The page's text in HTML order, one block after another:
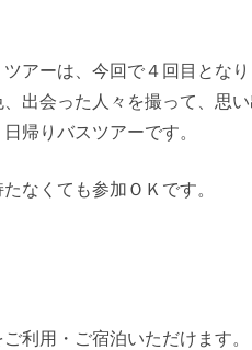
アーは、今回で４回目となり
出会った人々を撮って、思
帰りバスツアーです。
なくても参加ＯＫです。
利用・ご宿泊いただけます。